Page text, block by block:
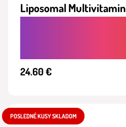
Liposomal Multivitamin
24.60 €
POSLEDNÉ KUSY SKLADOM